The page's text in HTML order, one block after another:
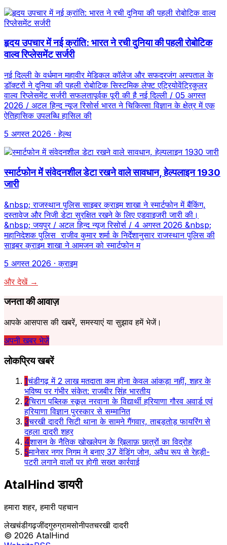
हृदय उपचार में नई क्रांति: भारत ने रची दुनिया की पहली रोबोटिक
वाल्व रिप्लेसमेंट सर्जरी
नई दिल्ली के वर्धमान महावीर मेडिकल कॉलेज और सफदरजंग अस्पताल के
डॉक्टरों ने दुनिया की पहली रोबोटिक सिस्टमिक लेफ्ट एट्रियोवेंट्रिकुलर
वाल्व रिप्लेसमेंट सर्जरी सफलतापूर्वक पूरी की है नई दिल्ली / 05 अगस्त
2026 / अटल हिन्द न्यूज रिसोर्स भारत ने चिकित्सा विज्ञान के क्षेत्र में एक
ऐतिहासिक उपलब्धि हासिल की
5 अगस्त 2026 · हेल्थ
स्मार्टफोन में संवेदनशील डेटा रखने वाले सावधान, हेल्पलाइन 1930
जारी
&nbsp; राजस्थान पुलिस साइबर क्राइम शाखा ने स्मार्टफोन में बैंकिंग,
दस्तावेज और निजी डेटा सुरक्षित रखने के लिए एडवाइजरी जारी की।
&nbsp; जयपुर / अटल हिन्द न्यूज रिसोर्स / 4 अगस्त 2026 &nbsp;
महानिदेशक पुलिस राजीव कुमार शर्मा के निर्देशानुसार राजस्थान पुलिस की
साइबर क्राइम शाखा ने आमजन को स्मार्टफोन म
5 अगस्त 2026 · क्राइम
और देखें →
जनता की आवाज़
आपके आसपास की खबरें, समस्याएं या सुझाव हमें भेजें।
अपनी खबर भेजें
लोकप्रिय खबरें
1चंडीगढ़ में 2 लाख मतदाता कम होना केवल आंकड़ा नहीं, शहर के
भविष्य पर गंभीर संकेत: राजबीर सिंह भारतीय
2चिराग पब्लिक स्कूल नरवाना के विद्यार्थी हरियाणा गौरव अवार्ड एवं
हरियाणा विज्ञान पुरस्कार से सम्मानित
3चरखी दादरी सिटी थाना के सामने गैंगवार, ताबड़तोड़ फायरिंग से
दहला दादरी शहर
4शासन के नैतिक खोखलेपन के ख़िलाफ़ छात्रों का विद्रोह
5मानेसर नगर निगम ने बनाए 37 वेंडिंग जोन, अवैध रूप से रेहड़ी-
पटरी लगाने वालों पर होगी सख्त कार्रवाई
AtalHind डायरी
हमारा शहर, हमारी पहचान
लेखचंडीगढ़जींदगुरुग्रामसोनीपतचरखी दादरी
© 2026 AtalHind